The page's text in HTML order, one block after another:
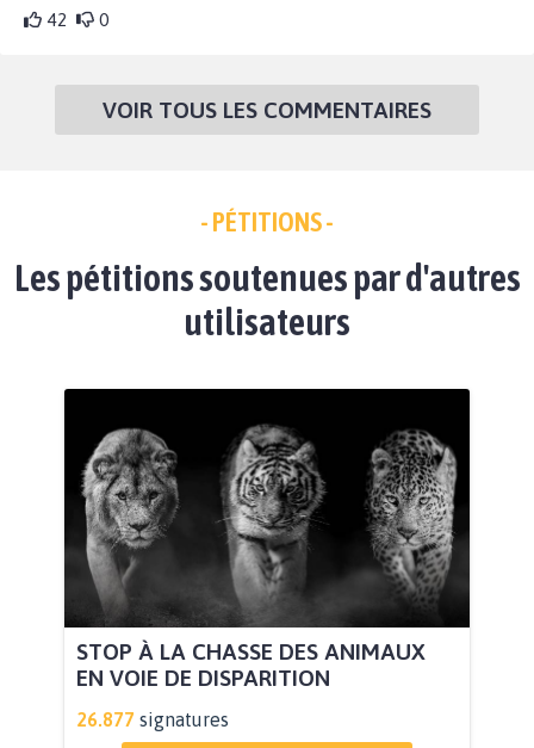
42 0
VOIR TOUS LES COMMENTAIRES
- PÉTITIONS -
Les pétitions soutenues par d'autres
utilisateurs
STOP À LA CHASSE DES ANIMAUX
EN VOIE DE DISPARITION
26.877 signatures